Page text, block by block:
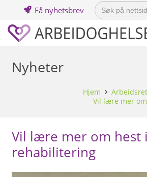
Få nyhetsbrev
Search
for:
Nyheter
Hjem
Vil lære mer
Vil lære mer om hest i
rehabilitering